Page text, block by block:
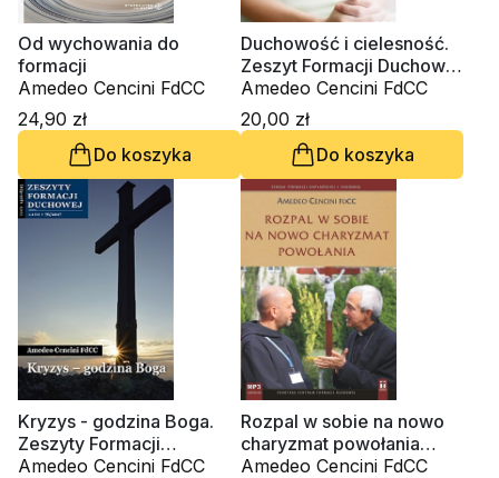
Od wychowania do
formacji
Amedeo Cencini FdCC
24,90 zł
Do koszyka
Duchowość i cielesność.
Zeszyt Formacji Duchowej
nr 78
Amedeo Cencini FdCC
20,00 zł
Do koszyka
Kryzys - godzina Boga.
Zeszyty Formacji
Duchowej nr 76
Amedeo Cencini FdCC
Rozpal w sobie na nowo
charyzmat powołania
(CD-audiobook)
Amedeo Cencini FdCC